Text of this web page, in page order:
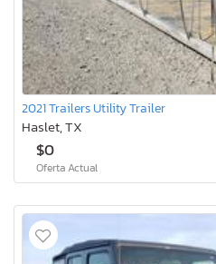
2021 Trailers Utility Trailer
Haslet, TX
$0
Oferta Actual